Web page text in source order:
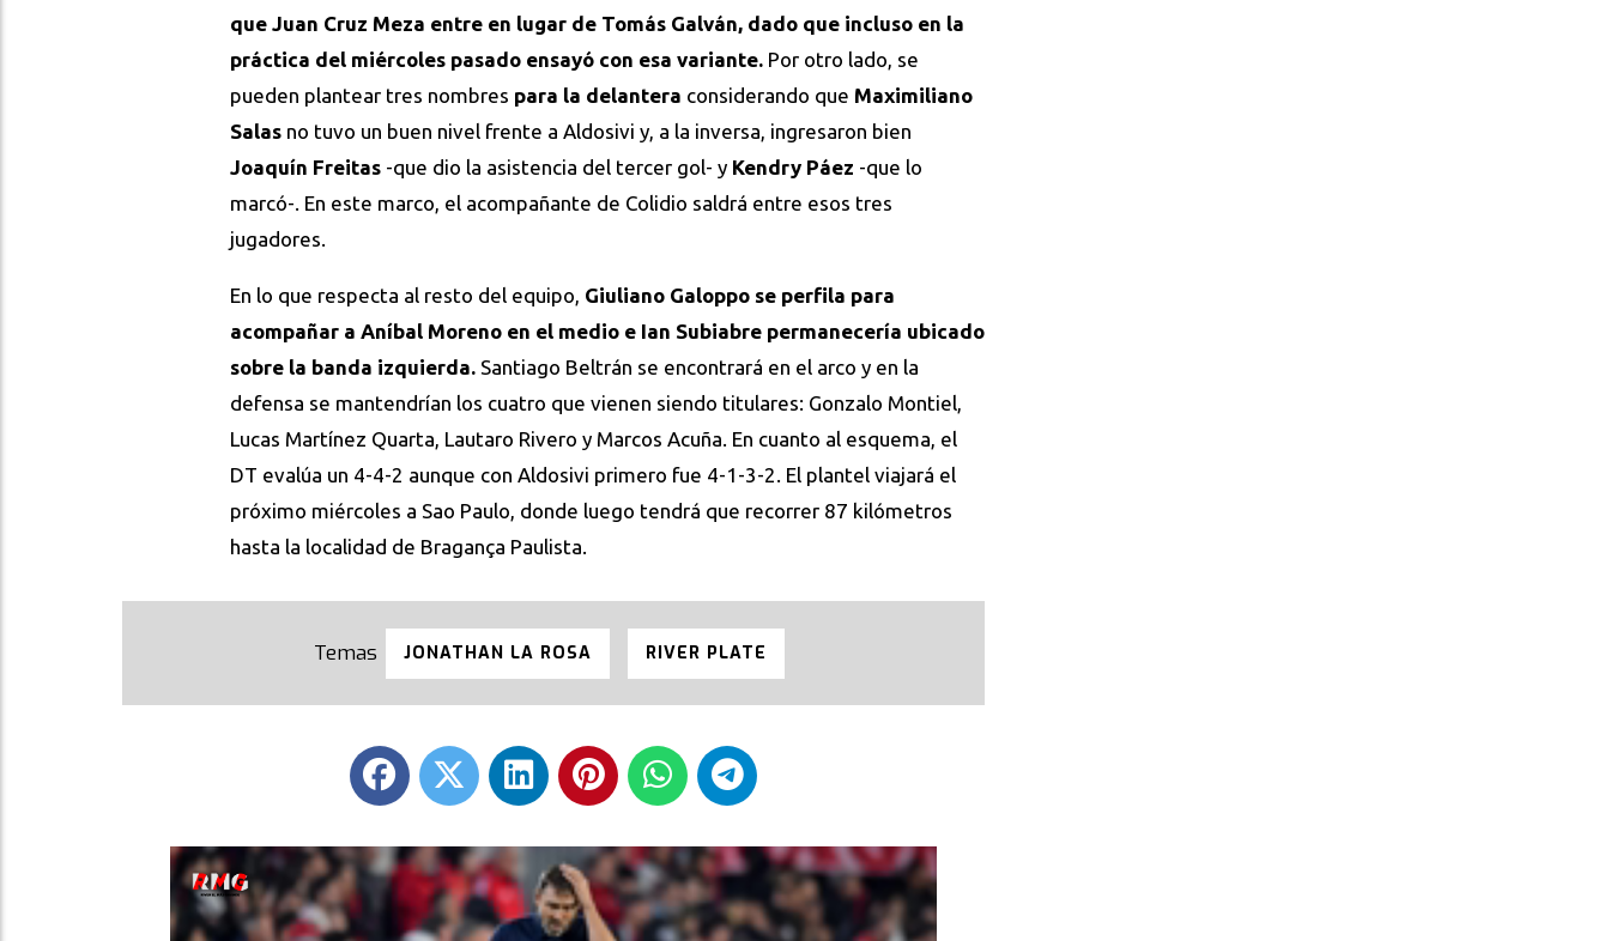
que Juan Cruz Meza entre en lugar de Tomás Galván, dado que incluso en la
práctica del miércoles pasado ensayó con esa variante. Por otro lado, se
pueden plantear tres nombres para la delantera considerando que Maximiliano
Salas no tuvo un buen nivel frente a Aldosivi y, a la inversa, ingresaron bien
Joaquín Freitas -que dio la asistencia del tercer gol- y Kendry Páez -que lo
marcó-. En este marco, el acompañante de Colidio saldrá entre esos tres
jugadores.
En lo que respecta al resto del equipo, Giuliano Galoppo se perfila para
acompañar a Aníbal Moreno en el medio e Ian Subiabre permanecería ubicado
sobre la banda izquierda. Santiago Beltrán se encontrará en el arco y en la
defensa se mantendrían los cuatro que vienen siendo titulares: Gonzalo Montiel,
Lucas Martínez Quarta, Lautaro Rivero y Marcos Acuña. En cuanto al esquema, el
DT evalúa un 4-4-2 aunque con Aldosivi primero fue 4-1-3-2. El plantel viajará el
próximo miércoles a Sao Paulo, donde luego tendrá que recorrer 87 kilómetros
hasta la localidad de Bragança Paulista.
JONATHAN LA ROSA RIVER PLATE